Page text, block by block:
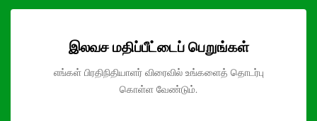
இலவச மதிப்பீட்டைப் பெறுங்கள்
எங்கள் பிரதிநிதியாளர் விரைவில் உங்களைத் தொடர்பு
கொள்ள வேண்டும்.